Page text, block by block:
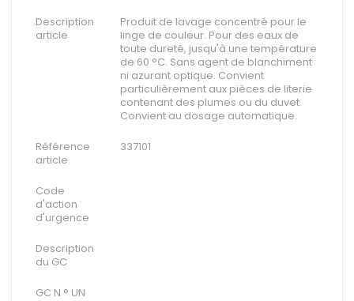
Description
article
Produit de lavage concentré pour le
linge de couleur. Pour des eaux de
toute dureté, jusqu'à une température
de 60 °C. Sans agent de blanchiment
ni azurant optique. Convient
particulièrement aux pièces de literie
contenant des plumes ou du duvet.
Convient au dosage automatique.
Référence
article
337101
Code
d'action
d'urgence
Description
du GC
GC N ° UN